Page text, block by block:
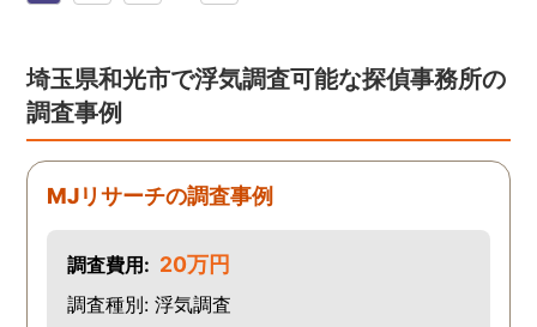
埼玉県和光市で浮気調査可能な探偵事務所の
調査事例
MJリサーチの調査事例
調査費用: 20万円
調査種別: 浮気調査